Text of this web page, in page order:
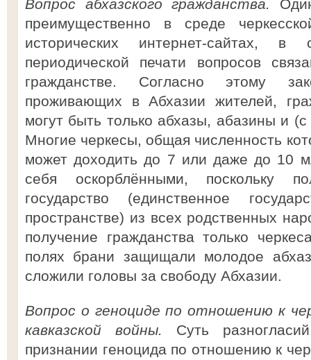
Вопрос абхазского гражданства.
преимущественно в среде
исторических интернет-сайтах,
периодической печати вопросов
гражданстве. Согласно этому
проживающих в Абхазии жителей,
могут быть только абхазы, абазины и
Многие черкесы, общая численность
может доходить до 7 или даже до 10
себя оскорблёнными, поскольку
государство (единственное
пространстве) из всех родственных
получение гражданства только
полях брани защищали молодое
сложили головы за свободу Абхазии.
Вопрос о геноциде по отношению к
кавказской войны. Суть
признании геноцида по отношению к